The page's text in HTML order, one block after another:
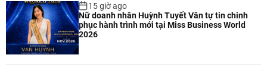
15 giờ ago
Nữ doanh nhân Huỳnh Tuyết Vân tự tin chinh
phục hành trình mới tại Miss Business World
2026